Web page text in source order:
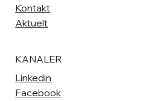
Kontakt
Aktuelt
KANALER
Linkedin
Facebook